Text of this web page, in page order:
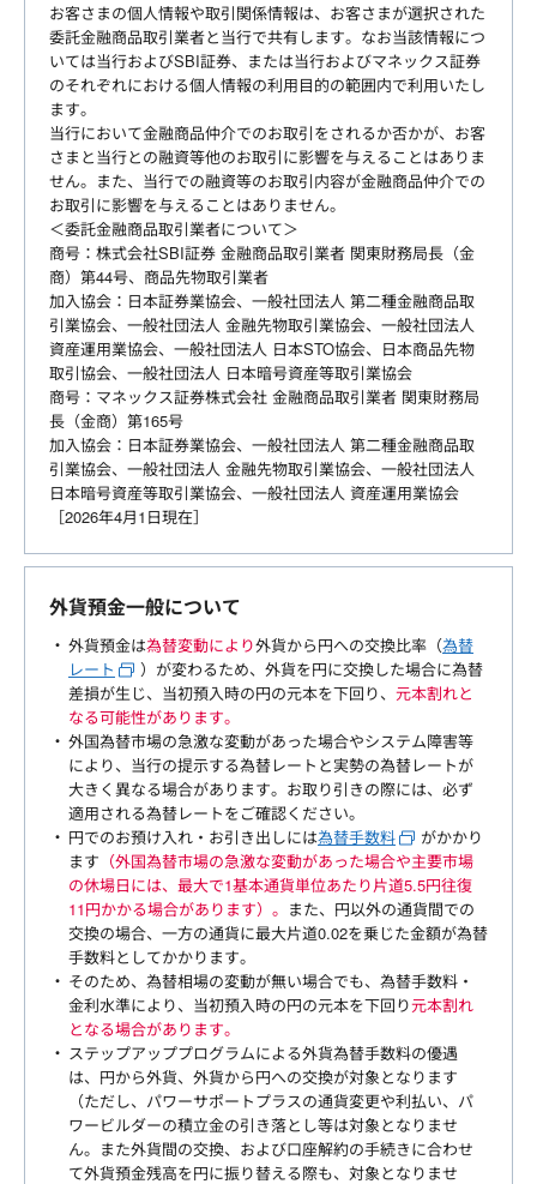
お客さまの個人情報や取引関係情報は、お客さまが選択された
委託金融商品取引業者と当行で共有します。なお当該情報につ
いては当行およびSBI証券、または当行およびマネックス証券
のそれぞれにおける個人情報の利用目的の範囲内で利用いたし
ます。
当行において金融商品仲介でのお取引をされるか否かが、お客
さまと当行との融資等他のお取引に影響を与えることはありま
せん。また、当行での融資等のお取引内容が金融商品仲介での
お取引に影響を与えることはありません。
＜委託金融商品取引業者について＞
商号：株式会社SBI証券 金融商品取引業者 関東財務局長（金
商）第44号、商品先物取引業者
加入協会：日本証券業協会、一般社団法人 第二種金融商品取
引業協会、一般社団法人 金融先物取引業協会、一般社団法人
資産運用業協会、一般社団法人 日本STO協会、日本商品先物
取引協会、一般社団法人 日本暗号資産等取引業協会
商号：マネックス証券株式会社 金融商品取引業者 関東財務局
長（金商）第165号
加入協会：日本証券業協会、一般社団法人 第二種金融商品取
引業協会、一般社団法人 金融先物取引業協会、一般社団法人
日本暗号資産等取引業協会、一般社団法人 資産運用業協会
［2026年4月1日現在］
外貨預金一般について
外貨預金は為替変動により外貨から円への交換比率（為替
レート
）が変わるため、外貨を円に交換した場合に為替
差損が生じ、当初預入時の円の元本を下回り、 元本割れと
なる可能性があります。
外国為替市場の急激な変動があった場合やシステム障害等
により、当行の提示する為替レートと実勢の為替レートが
大きく異なる場合があります。お取り引きの際には、必ず
適用される為替レートをご確認ください。
円でのお預け入れ・お引き出しには為替手数料
がかかり
ます （外国為替市場の急激な変動があった場合や主要市場
の休場日には、最大で1基本通貨単位あたり片道5.5円往復
11円かかる場合があります）。 また、円以外の通貨間での
交換の場合、一方の通貨に最大片道0.02を乗じた金額が為替
手数料としてかかります。
そのため、為替相場の変動が無い場合でも、為替手数料・
金利水準により、当初預入時の円の元本を下回り元本割れ
となる場合があります。
ステップアッププログラムによる外貨為替手数料の優遇
は、円から外貨、外貨から円への交換が対象となります
（ただし、パワーサポートプラスの通貨変更や利払い、パ
ワービルダーの積立金の引き落とし等は対象となりませ
ん。また外貨間の交換、および口座解約の手続きに合わせ
て外貨預金残高を円に振り替える際も、対象となりませ